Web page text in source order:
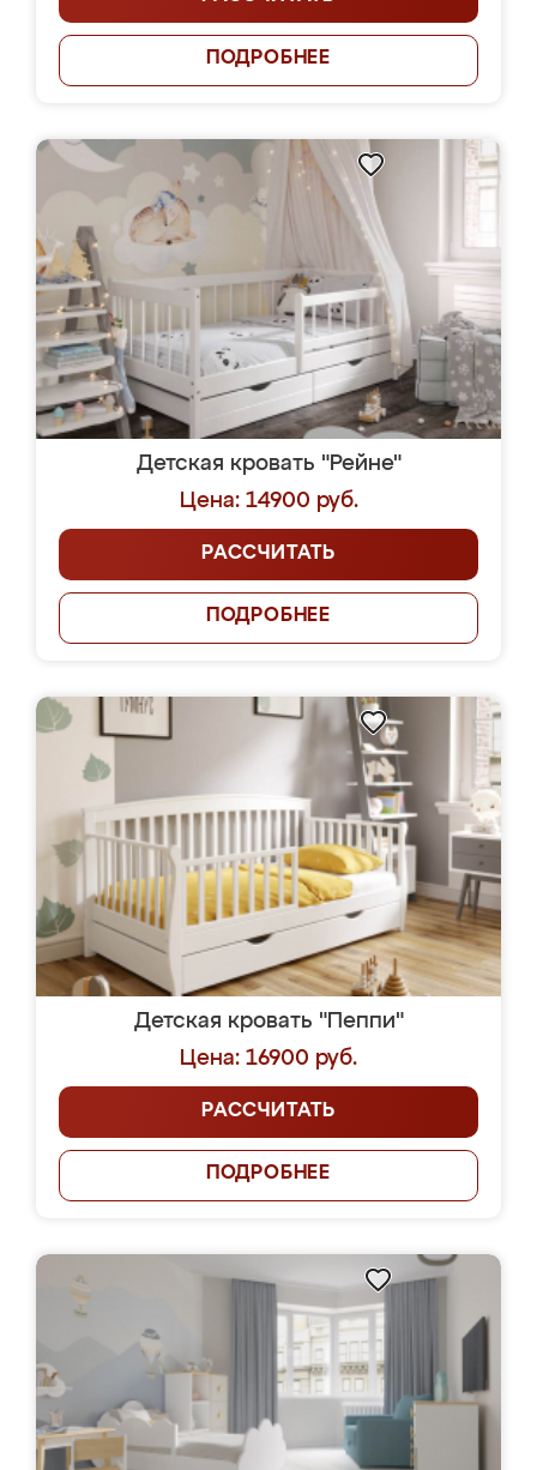
ПОДРОБНЕЕ
Детская кровать "Рейне"
Цена: 14900 руб.
РАССЧИТАТЬ
ПОДРОБНЕЕ
Детская кровать "Пеппи"
Цена: 16900 руб.
РАССЧИТАТЬ
ПОДРОБНЕЕ